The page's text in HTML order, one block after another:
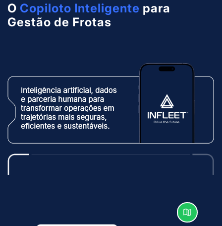
O Copiloto Inteligente para
Gestão de Frotas